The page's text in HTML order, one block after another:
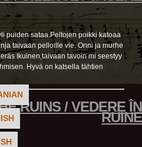
puiden sataa.Peltojen poikki katoaa
taivaan pelloille vie. Onni ja murhe
Ikuinen,taivaan tavoin mi seestyy
Hyvä on katsella tähtien
RUINS / VEDERE ÎN
RUINE